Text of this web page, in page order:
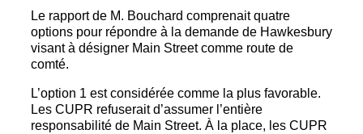
Le rapport de M. Bouchard comprenait quatre
options pour répondre à la demande de Hawkesbury
visant à désigner Main Street comme route de
comté.
L’option 1 est considérée comme la plus favorable.
Les CUPR refuserait d’assumer l’entière
responsabilité de Main Street. À la place, les CUPR